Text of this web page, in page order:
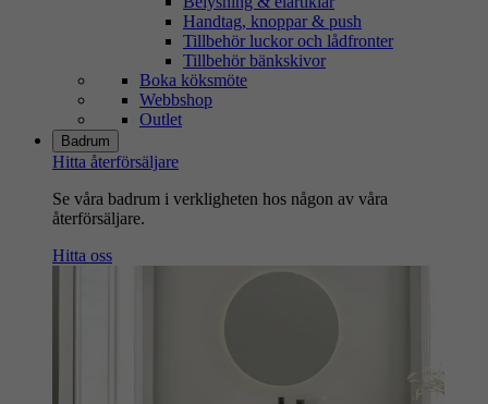
Handtag, knoppar & push
Tillbehör luckor och lådfronter
Tillbehör bänkskivor
Boka köksmöte
Webbshop
Outlet
Badrum
Hitta återförsäljare
Se våra badrum i verkligheten hos någon av våra
återförsäljare.
Hitta oss